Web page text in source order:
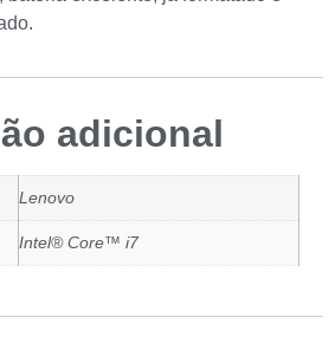
adicional
Lenovo
Intel® Core™ i7